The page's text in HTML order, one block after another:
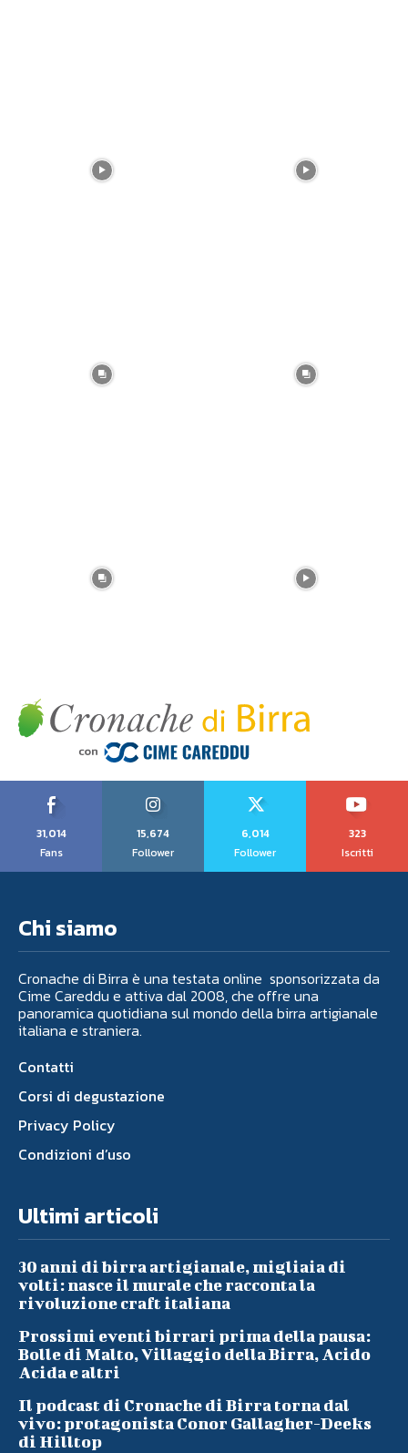
31,014
Fans
15,674
Follower
6,014
Follower
323
Iscritti
Chi siamo
Cronache di Birra è una testata online sponsorizzata da
Cime Careddu e attiva dal 2008, che offre una
panoramica quotidiana sul mondo della birra artigianale
italiana e straniera.
Contatti
Corsi di degustazione
Privacy Policy
Condizioni d’uso
Ultimi articoli
30 anni di birra artigianale, migliaia di
volti: nasce il murale che racconta la
rivoluzione craft italiana
Prossimi eventi birrari prima della pausa:
Bolle di Malto, Villaggio della Birra, Acido
Acida e altri
Il podcast di Cronache di Birra torna dal
vivo: protagonista Conor Gallagher-Deeks
di Hilltop